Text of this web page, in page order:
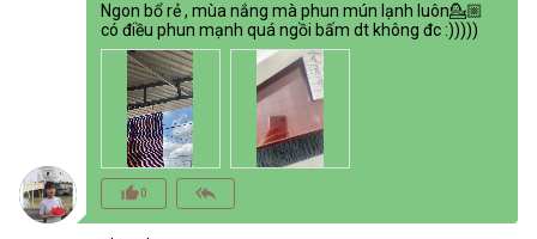
Ngon bổ rẻ , mùa nắng mà phun mún lạnh luôn💁🏼
có điều phun mạnh quá ngồi bấm dt không đc :)))))
thumb_up_alt0 reply_all